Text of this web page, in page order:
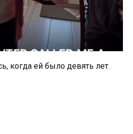
когда ей было девять лет.